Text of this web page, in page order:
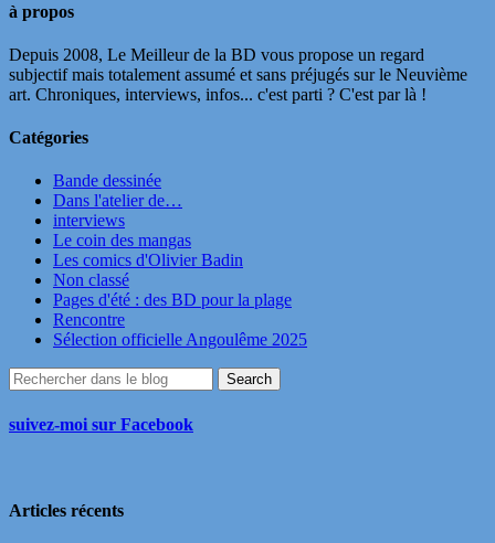
à propos
Depuis 2008, Le Meilleur de la BD vous propose un regard
subjectif mais totalement assumé et sans préjugés sur le Neuvième
art. Chroniques, interviews, infos... c'est parti ? C'est par là !
Catégories
Bande dessinée
Dans l'atelier de…
interviews
Le coin des mangas
Les comics d'Olivier Badin
Non classé
Pages d'été : des BD pour la plage
Rencontre
Sélection officielle Angoulême 2025
suivez-moi sur Facebook
Articles récents